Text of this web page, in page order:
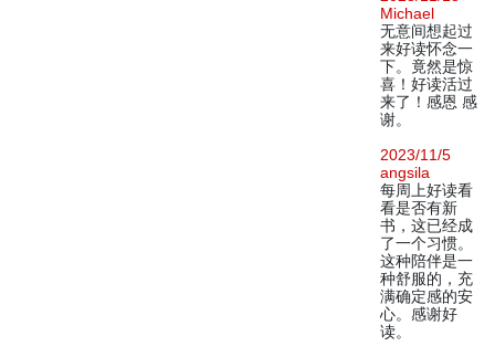
Michael
无意间想起过
来好读怀念一
下。竟然是惊
喜！好读活过
来了！感恩 感
谢。
2023/11/5
angsila
每周上好读看
看是否有新
书，这已经成
了一个习惯。
这种陪伴是一
种舒服的，充
满确定感的安
心。感谢好
读。